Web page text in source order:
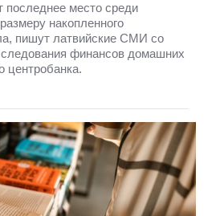
последнее место среди
накопленного
пишут латвийские СМИ со
финансов домашних
центробанка.